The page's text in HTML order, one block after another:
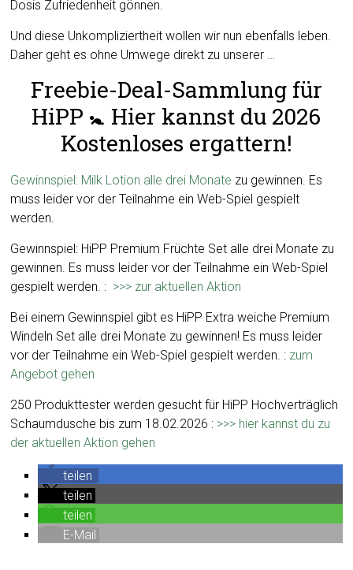
Dosis Zufriedenheit gönnen.
Und diese Unkompliziertheit wollen wir nun ebenfalls leben.
Daher geht es ohne Umwege direkt zu unserer …
Freebie-Deal-Sammlung für
HiPP 🚼 Hier kannst du 2026
Kostenloses ergattern!
Gewinnspiel: Milk Lotion alle drei Monate zu gewinnen. Es
muss leider vor der Teilnahme ein Web-Spiel gespielt
werden.
Gewinnspiel: HiPP Premium Früchte Set alle drei Monate zu
gewinnen. Es muss leider vor der Teilnahme ein Web-Spiel
gespielt werden. : >>> zur aktuellen Aktion
Bei einem Gewinnspiel gibt es HiPP Extra weiche Premium
Windeln Set alle drei Monate zu gewinnen! Es muss leider
vor der Teilnahme ein Web-Spiel gespielt werden. : zum
Angebot gehen
250 Produkttester werden gesucht für HiPP Hochverträglich
Schaumdusche bis zum 18.02.2026 : >>> hier kannst du zu
der aktuellen Aktion gehen
teilen
teilen
teilen
E-Mail